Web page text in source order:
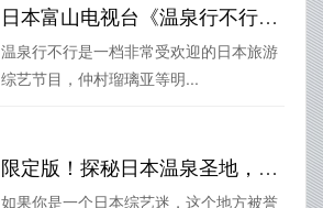
日本富山电视台《温泉行不行》展现温泉魅力和艺术
温泉行不行是一档非常受欢迎的日本旅游
综艺节目，仲村瑠璃亚等明...
限定版！探秘日本温泉圣地，逛遍四季美景，只有《温泉行不行》原版
如果你是一个日本综艺迷，这个地方被誉